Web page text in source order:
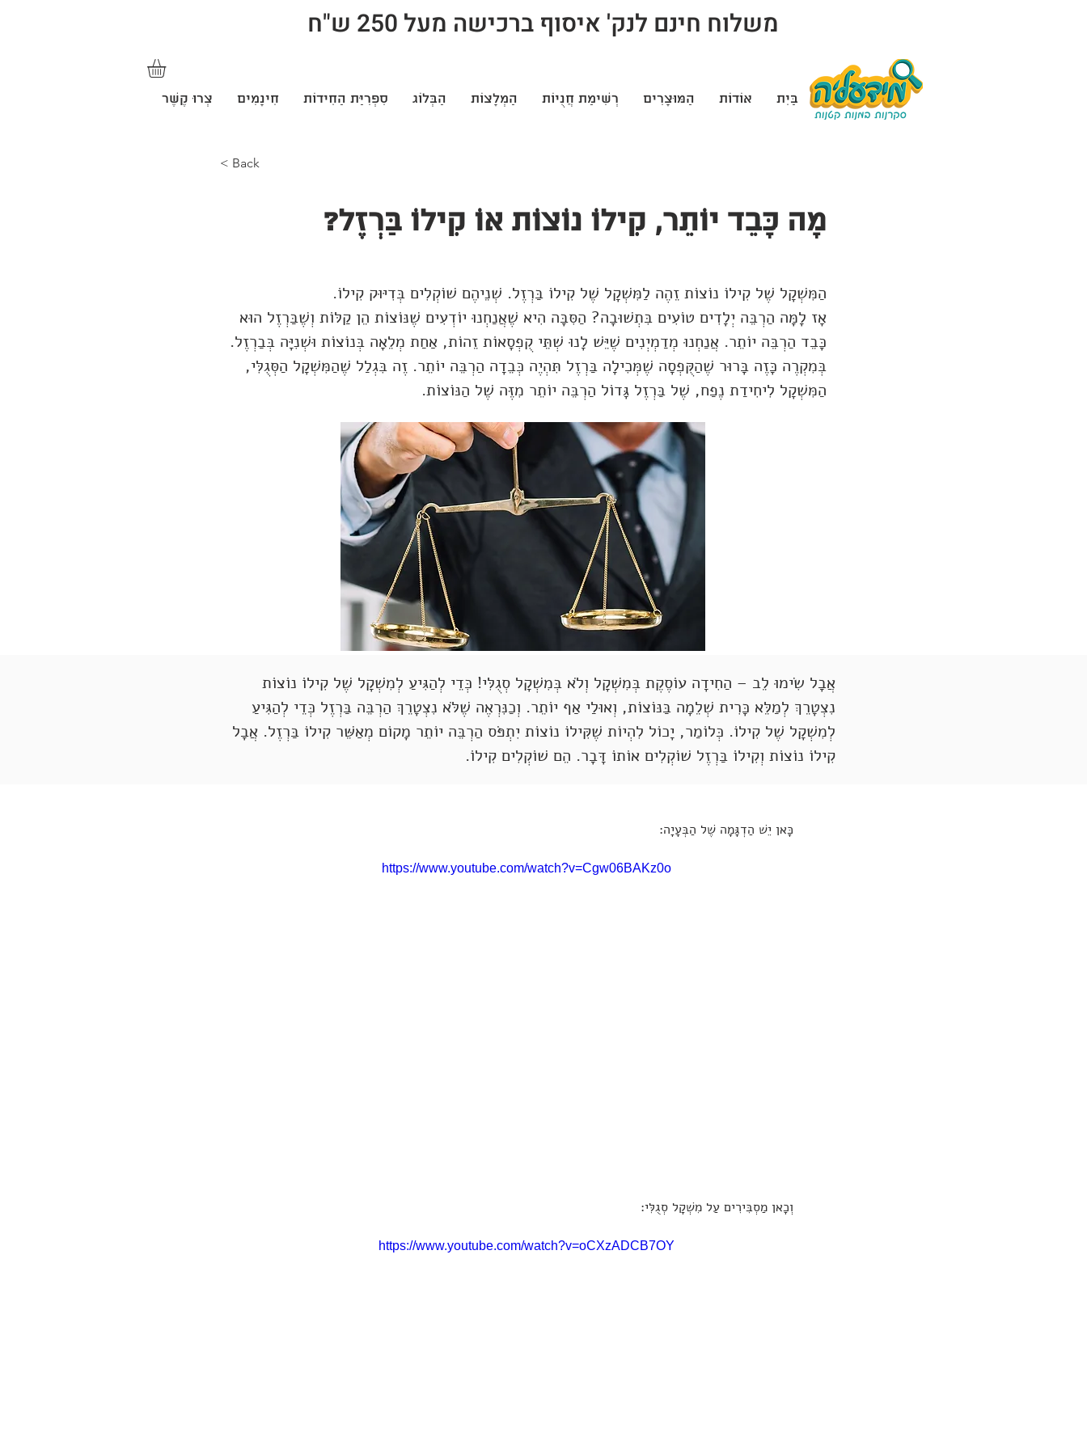
משלוח חינם לנק' איסוף ברכישה מעל 250 ש"ח
בַּיִת אוֹדוֹת הַמּוּצָרִים רְשִׁימַת חֲנֻיוֹת הַמְלָצוֹת הַבְּלוֹג סִפְרִיַּת הַחִידוֹת חִינָמִים צְרוּ קֶשֶׁר
< Back
מָה כָּבֵד יוֹתֵר, קִילוֹ נוֹצוֹת אוֹ קִילוֹ בַּרְזֶל?
הַמִּשְׁקָל שֶׁל קִילוֹ נוֹצוֹת זֵהֶה לַמִּשְׁקָל שֶׁל קִילוֹ בַּרְזֶל. שְׁנֵיהֶם שׁוֹקְלִים בְּדִיּוּק קִילוֹ.
אָז לָמָּה הַרְבֵּה יְלָדִים טוֹעִים בִּתְשׁוּבָה? הַסִּבָּה הִיא שֶׁאֲנַחְנוּ יוֹדְעִים שֶׁנּוֹצוֹת הֵן קַלּוֹת וְשֶׁבַּרְזֶל הוּא
כָּבֵד הַרְבֵּה יוֹתֵר. אֲנַחְנוּ מְדַמְיְנִים שֶׁיֵּשׁ לָנוּ שְׁתֵּי קֻפְסָאוֹת זֵהוֹת, אַחַת מְלֵאָה בְּנוֹצוֹת וּשְׁנִיָּה בְּבַרְזֶל.
בְּמִקְרֶה כָּזֶה בָּרוּר שֶׁהַקֻּפְסָה שֶׁמְּכִילָה בַּרְזֶל תִּהְיֶה כְּבֵדָה הַרְבֵּה יוֹתֵר. זֶה בִּגְלַל שֶׁהַמִּשְׁקָל הַסְּגֻלִּי,
הַמִּשְׁקָל לִיחִידַת נֶפַח, שֶׁל בַּרְזֶל גָּדוֹל הַרְבֵּה יוֹתֵר מִזֶּה שֶׁל הַנּוֹצוֹת.
אֲבָל שִׂימוּ לֵב – הַחִידָה עוֹסֶקֶת בְּמִשְׁקָל וְלֹא בְּמִשְׁקָל סְגֻלִּי! כְּדֵי לְהַגִּיעַ לְמִשְׁקָל שֶׁל קִילוֹ נוֹצוֹת
נִצְטָרֵךְ לְמַלֵּא כָּרִית שְׁלֵמָה בַּנּוֹצוֹת, וְאוּלַי אַף יוֹתֵר. וְכַנִּרְאֶה שֶׁלֹּא נִצְטָרֵךְ הַרְבֵּה בַּרְזֶל כְּדֵי לְהַגִּיעַ
לְמִשְׁקָל שֶׁל קִילוֹ. כְּלוֹמַר, יָכוֹל לִהְיוֹת שֶׁקִּילוֹ נוֹצוֹת יִתְפֹּס הַרְבֵּה יוֹתֵר מָקוֹם מְאַשֵּׁר קִילוֹ בַּרְזֶל. אֲבָל
קִילוֹ נוֹצוֹת וְקִילוֹ בַּרְזֶל שׁוֹקְלִים אוֹתוֹ דָּבָר. הֵם שׁוֹקְלִים קִילוֹ.
כָּאן יֵשׁ הַדְגָּמָה שֶׁל הַבְּעָיָה:
https://www.youtube.com/watch?v=Cgw06BAKz0o
וְכָאן מַסְבִּירִים עַל מִשְׁקָל סְגֻלִּי:
https://www.youtube.com/watch?v=oCXzADCB7OY